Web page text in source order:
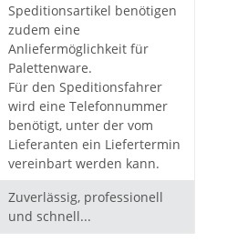
Speditionsartikel benötigen
zudem eine
Anliefermöglichkeit für
Palettenware.
Für den Speditionsfahrer
wird eine Telefonnummer
benötigt, unter der vom
Lieferanten ein Liefertermin
vereinbart werden kann.
Zuverlässig, professionell
und schnell...